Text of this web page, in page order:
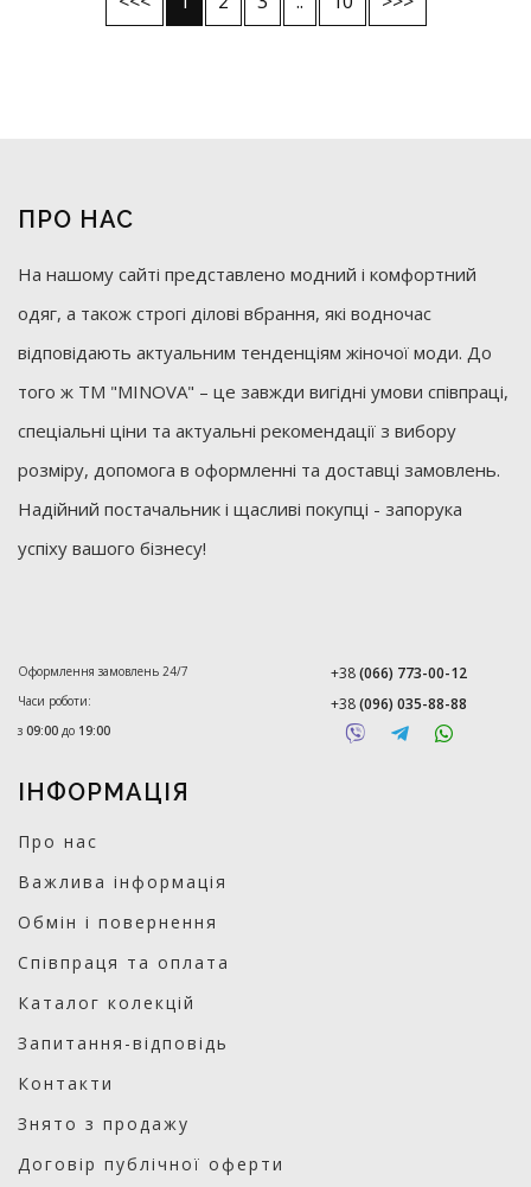
ПРО НАС
На нашому сайті представлено модний і комфортний
одяг, а також строгі ділові вбрання, які водночас
відповідають актуальним тенденціям жіночої моди. До
того ж ТМ "MINOVA" – це завжди вигідні умови співпраці,
спеціальні ціни та актуальні рекомендації з вибору
розміру, допомога в оформленні та доставці замовлень.
Надійний постачальник і щасливі покупці - запорука
успіху вашого бізнесу!
Оформлення замовлень 24/7
Часи роботи:
з 09:00 до 19:00
+38(066) 773-00-12
+38(096) 035-88-88
ІНФОРМАЦІЯ
Про нас
Важлива інформація
Обмін і повернення
Співпраця та оплата
Каталог колекцій
Запитання-відповідь
Контакти
Знято з продажу
Договір публічної оферти